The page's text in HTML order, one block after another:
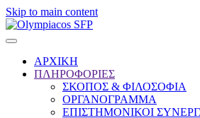
Skip to main content
ΑΡΧΙΚΗ
ΠΛΗΡΟΦΟΡΙΕΣ
ΣΚΟΠΟΣ & ΦΙΛΟΣΟΦΙΑ
ΟΡΓΑΝΟΓΡΑΜΜΑ
ΕΠΙΣΤΗΜΟΝΙΚΟΙ